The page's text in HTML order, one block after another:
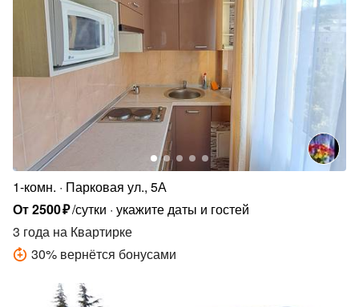
1-комн.
Парковая ул., 5А
От2500₽/сутки укажите даты и гостей
3 года на Квартирке
30% вернётся бонусами